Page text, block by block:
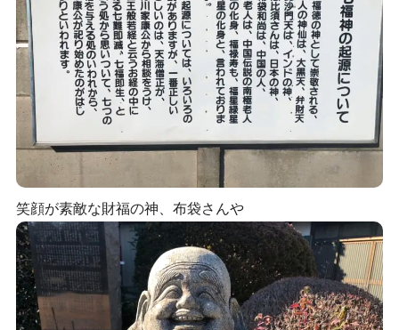
笑顔が素敵な財福の神、布袋さんや